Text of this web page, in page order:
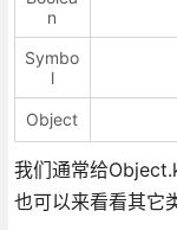
n
Symbo
l
Object
我们通常给
也可以来看看其它